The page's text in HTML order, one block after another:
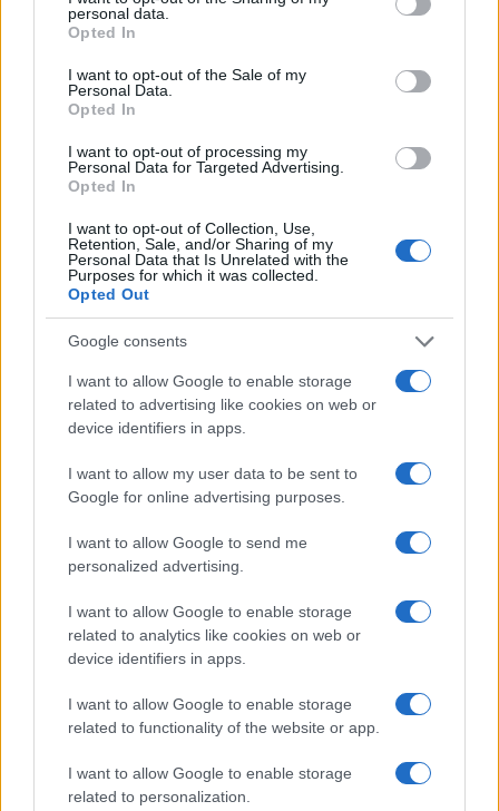
grant or deny consent to Google and its third-party tags to
use your data for below specified purposes in below Google
consent section.
personal data.
Opted In
I want to opt-out of the Sale of my
Personal Data.
Opted In
I want to opt-out of processing my
Personal Data for Targeted Advertising.
Opted In
I want to opt-out of Collection, Use,
Retention, Sale, and/or Sharing of my
Personal Data that Is Unrelated with the
Purposes for which it was collected.
Opted Out
Google consents
I want to allow Google to enable storage
related to advertising like cookies on web or
device identifiers in apps.
I want to allow my user data to be sent to
Google for online advertising purposes.
I want to allow Google to send me
personalized advertising.
I want to allow Google to enable storage
related to analytics like cookies on web or
device identifiers in apps.
I want to allow Google to enable storage
related to functionality of the website or app.
I want to allow Google to enable storage
related to personalization.
Sigue leyendo